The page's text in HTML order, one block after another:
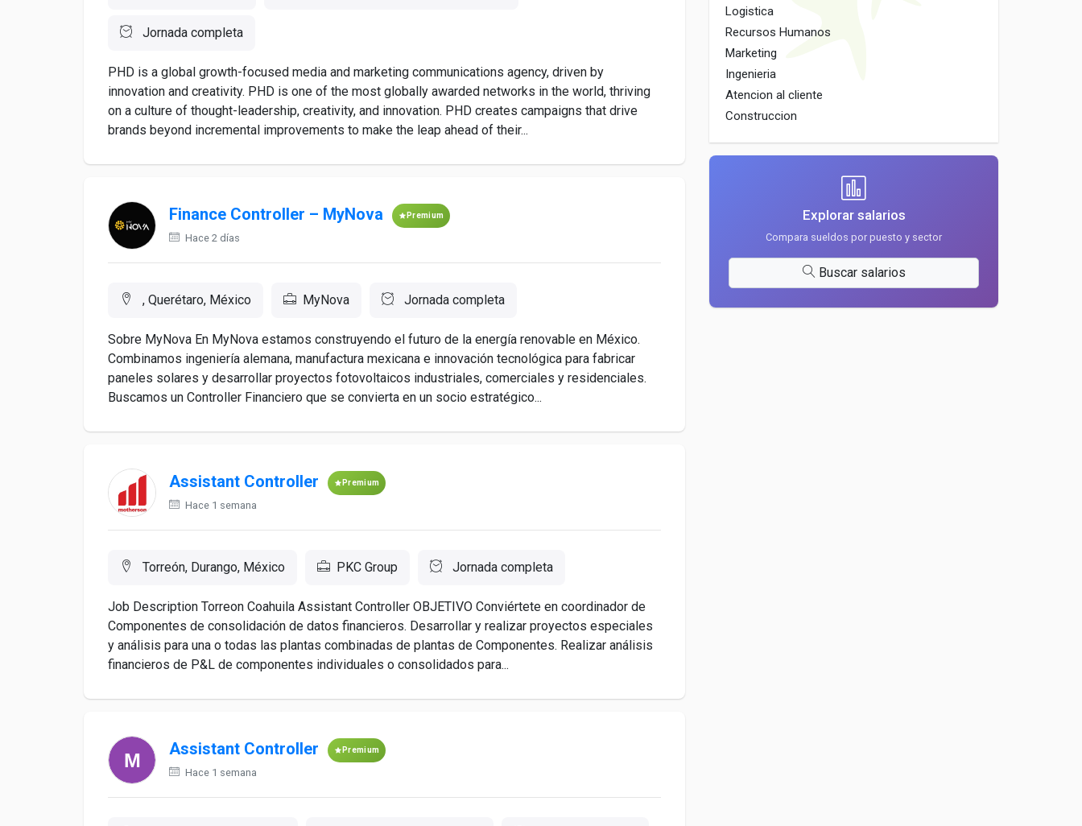
Jornada completa
PHD is a global growth-focused media and marketing communications agency, driven by
innovation and creativity. PHD is one of the most globally awarded networks in the world, thriving
on a culture of thought-leadership, creativity, and innovation. PHD creates campaigns that drive
brands beyond incremental improvements to make the leap ahead of their...
Finance Controller – MyNova Premium
Hace 2 días
, Querétaro, México MyNova Jornada completa
Sobre MyNova En MyNova estamos construyendo el futuro de la energía renovable en México.
Combinamos ingeniería alemana, manufactura mexicana e innovación tecnológica para fabricar
paneles solares y desarrollar proyectos fotovoltaicos industriales, comerciales y residenciales.
Buscamos un Controller Financiero que se convierta en un socio estratégico...
Assistant Controller Premium
Hace 1 semana
Torreón, Durango, México PKC Group Jornada completa
Job Description Torreon Coahuila Assistant Controller OBJETIVO Conviértete en coordinador de
Componentes de consolidación de datos financieros. Desarrollar y realizar proyectos especiales
y análisis para una o todas las plantas combinadas de plantas de Componentes. Realizar análisis
financieros de P&L de componentes individuales o consolidados para...
Assistant Controller Premium
Hace 1 semana
Logistica
Recursos Humanos
Marketing
Ingenieria
Atencion al cliente
Construccion
Explorar salarios
Compara sueldos por puesto y sector
Buscar salarios